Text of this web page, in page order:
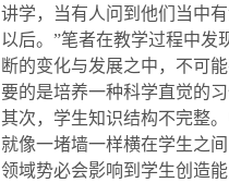
讲学，当有人问到他们当中
以后。 ”笔者在教学过程中发
断的变化与发展之中，不可
要的是培养一种科学直觉的
其次，学生知识结构不完整
就像一堵墙一样横在学生之
领域势必会影响到学生创造